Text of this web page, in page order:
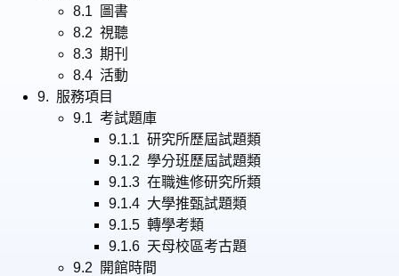
8.1 圖書
8.2 視聽
8.3 期刊
8.4 活動
9. 服務項目
9.1 考試題庫
9.1.1 研究所歷屆試題類
9.1.2 學分班歷屆試題類
9.1.3 在職進修研究所類
9.1.4 大學推甄試題類
9.1.5 轉學考類
9.1.6 天母校區考古題
9.2 開館時間